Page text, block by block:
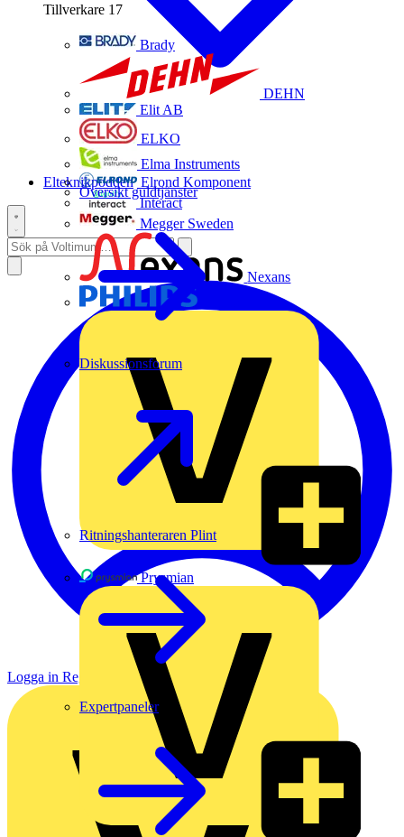
Tillverkare 17
Brady
DEHN
Elit AB
ELKO
Elma Instruments
Elrond Komponent
Interact
Megger Sweden
Nexans
Prysmian
Översikt guldtjänster
Diskussionsforum
Ritningshanteraren Plint
Expertpaneler
Elteknikpodden
Logga in Registrera dig